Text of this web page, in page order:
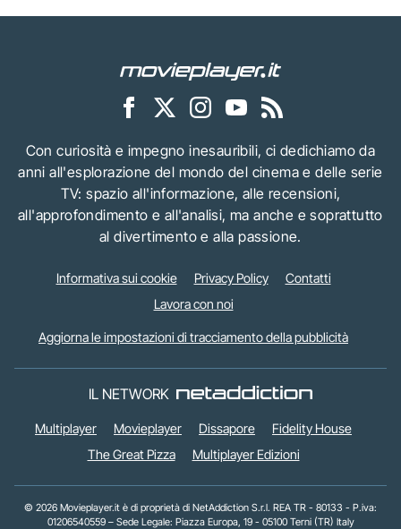
Con curiosità e impegno inesauribili, ci dedichiamo da
anni all'esplorazione del mondo del cinema e delle serie
TV: spazio all'informazione, alle recensioni,
all'approfondimento e all'analisi, ma anche e soprattutto
al divertimento e alla passione.
Informativa sui cookie Privacy Policy
Contatti
Lavora con noi
Aggiorna le impostazioni di tracciamento della pubblicità
IL NETWORK
Multiplayer Movieplayer Dissapore
Fidelity House
The Great Pizza
Multiplayer Edizioni
© 2026 Movieplayer.it è di proprietà di NetAddiction S.r.l. REA TR - 80133 - P.iva:
01206540559 – Sede Legale: Piazza Europa, 19 - 05100 Terni (TR) Italy